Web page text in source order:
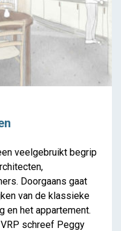
twee keer
veelgebruikt begrip
Doorgaans gaat
van de klassieke
en het appartement.
schreef Peggy